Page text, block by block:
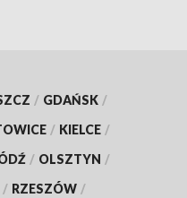
/ GDAŃSK /
/ KIELCE /
/ OLSZTYN /
/ RZESZÓW /